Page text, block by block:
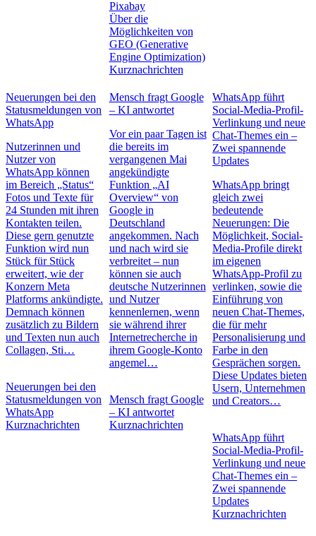
Über die
Möglichkeiten von
GEO (Generative
Engine Optimization)
Kurznachrichten
Neuerungen bei den
Statusmeldungen von
WhatsApp
Nutzerinnen und
Nutzer von
WhatsApp können
im Bereich „Status“
Fotos und Texte für
24 Stunden mit ihren
Kontakten teilen.
Diese gern genutzte
Funktion wird nun
Stück für Stück
erweitert, wie der
Konzern Meta
Platforms ankündigte.
Demnach können
zusätzlich zu Bildern
und Texten nun auch
Collagen, Sti…
Neuerungen bei den
Statusmeldungen von
WhatsApp
Kurznachrichten
Mensch fragt Google
– KI antwortet
Vor ein paar Tagen ist
die bereits im
vergangenen Mai
angekündigte
Funktion „AI
Overview“ von
Google in
Deutschland
angekommen. Nach
und nach wird sie
verbreitet – nun
können sie auch
deutsche Nutzerinnen
und Nutzer
kennenlernen, wenn
sie während ihrer
Internetrecherche in
ihrem Google-Konto
angemel…
Mensch fragt Google
– KI antwortet
Kurznachrichten
WhatsApp führt
Social-Media-Profil-
Verlinkung und neue
Chat-Themes ein –
Zwei spannende
Updates
WhatsApp bringt
gleich zwei
bedeutende
Neuerungen: Die
Möglichkeit, Social-
Media-Profile direkt
im eigenen
WhatsApp-Profil zu
verlinken, sowie die
Einführung von
neuen Chat-Themes,
die für mehr
Personalisierung und
Farbe in den
Gesprächen sorgen.
Diese Updates bieten
Usern, Unternehmen
und Creators…
WhatsApp führt
Social-Media-Profil-
Verlinkung und neue
Chat-Themes ein –
Zwei spannende
Updates
Kurznachrichten